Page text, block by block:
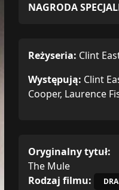
NAGRODA
Reżyseria: Clint
Występują: Clint
Cooper, Laurence
Oryginalny tytuł:
The Mule
Rodzaj filmu: